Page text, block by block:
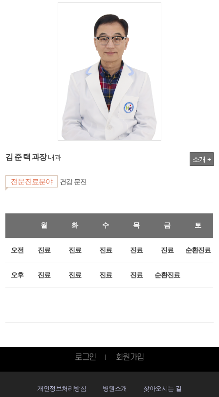
김 준 택 과장내과 소개 +
전문진료분야 건강 문진
월 화 수 목 금 토
오전 진료 진료 진료 진료 진료 순환진료
오후 진료 진료 진료 진료 순환진료
로그인 회원가입
개인정보처리방침 병원소개 찾아오시는 길